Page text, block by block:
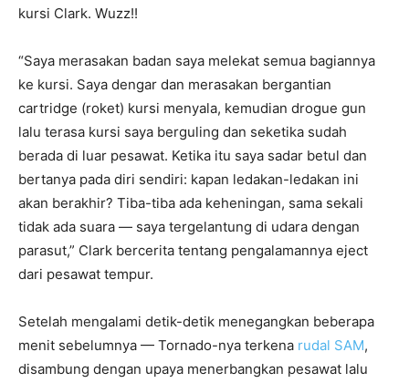
kursi Clark. Wuzz!!
“Saya merasakan badan saya melekat semua bagiannya
ke kursi. Saya dengar dan merasakan bergantian
cartridge (roket) kursi menyala, kemudian drogue gun
lalu terasa kursi saya berguling dan seketika sudah
berada di luar pesawat. Ketika itu saya sadar betul dan
bertanya pada diri sendiri: kapan ledakan-ledakan ini
akan berakhir? Tiba-tiba ada keheningan, sama sekali
tidak ada suara — saya tergelantung di udara dengan
parasut,” Clark bercerita tentang pengalamannya eject
dari pesawat tempur.
Setelah mengalami detik-detik menegangkan beberapa
menit sebelumnya — Tornado-nya terkena rudal SAM,
disambung dengan upaya menerbangkan pesawat lalu